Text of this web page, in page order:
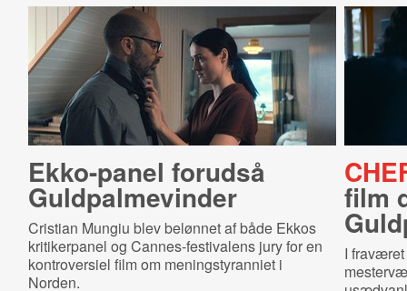
Ekko-panel forudså
Guld­pal­me­vin­der
Cristian Mungiu blev belønnet af både Ekkos
kritikerpanel og Cannes-festivalens jury for en
kontroversiel film om meningstyranniet i
Norden.
film
I